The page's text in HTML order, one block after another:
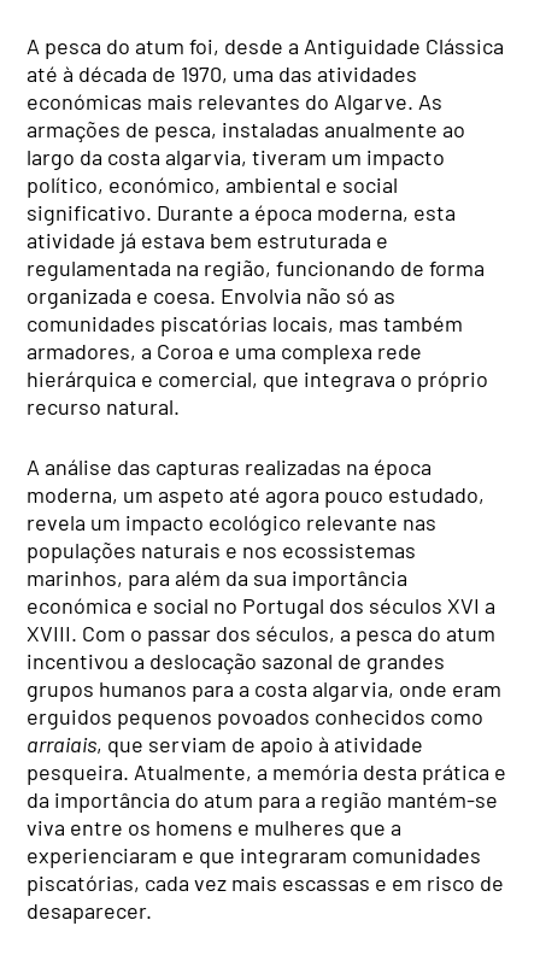
A pesca do atum foi, desde a Antiguidade Clássica
até à década de 1970, uma das atividades
económicas mais relevantes do Algarve. As
armações de pesca, instaladas anualmente ao
largo da costa algarvia, tiveram um impacto
político, económico, ambiental e social
significativo. Durante a época moderna, esta
atividade já estava bem estruturada e
regulamentada na região, funcionando de forma
organizada e coesa. Envolvia não só as
comunidades piscatórias locais, mas também
armadores, a Coroa e uma complexa rede
hierárquica e comercial, que integrava o próprio
recurso natural.
A análise das capturas realizadas na época
moderna, um aspeto até agora pouco estudado,
revela um impacto ecológico relevante nas
populações naturais e nos ecossistemas
marinhos, para além da sua importância
económica e social no Portugal dos séculos XVI a
XVIII. Com o passar dos séculos, a pesca do atum
incentivou a deslocação sazonal de grandes
grupos humanos para a costa algarvia, onde eram
erguidos pequenos povoados conhecidos como
arraiais, que serviam de apoio à atividade
pesqueira. Atualmente, a memória desta prática e
da importância do atum para a região mantém-se
viva entre os homens e mulheres que a
experienciaram e que integraram comunidades
piscatórias, cada vez mais escassas e em risco de
desaparecer.